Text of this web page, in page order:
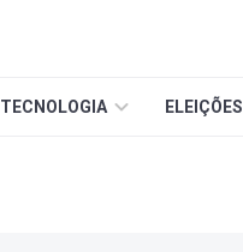
TECNOLOGIA ELEIÇÕES